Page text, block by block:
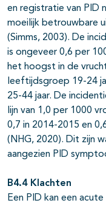
en registratie van PID
moeilijk betrouwbare
(Simms, 2003). De
is ongeveer 0,6 per
het hoogst in de
leeftijdsgroep 19-24
25-44 jaar. De
lijn van 1,0 per 1000
0,7 in 2014-2015 en
(NHG, 2020). Dit zijn
aangezien PID
B4.4 Klachten
Een PID kan een